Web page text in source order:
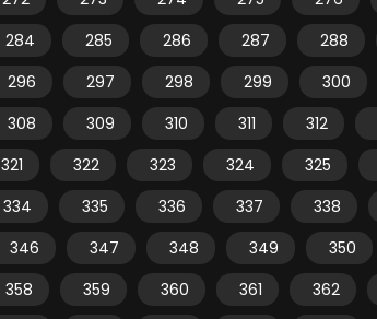
284
285 286 287 288
296
297 298 299 300
308
309 310 311 312
321
322 323 324 325
334
335 336 337 338
346
347 348 349 350
358
359 360 361 362